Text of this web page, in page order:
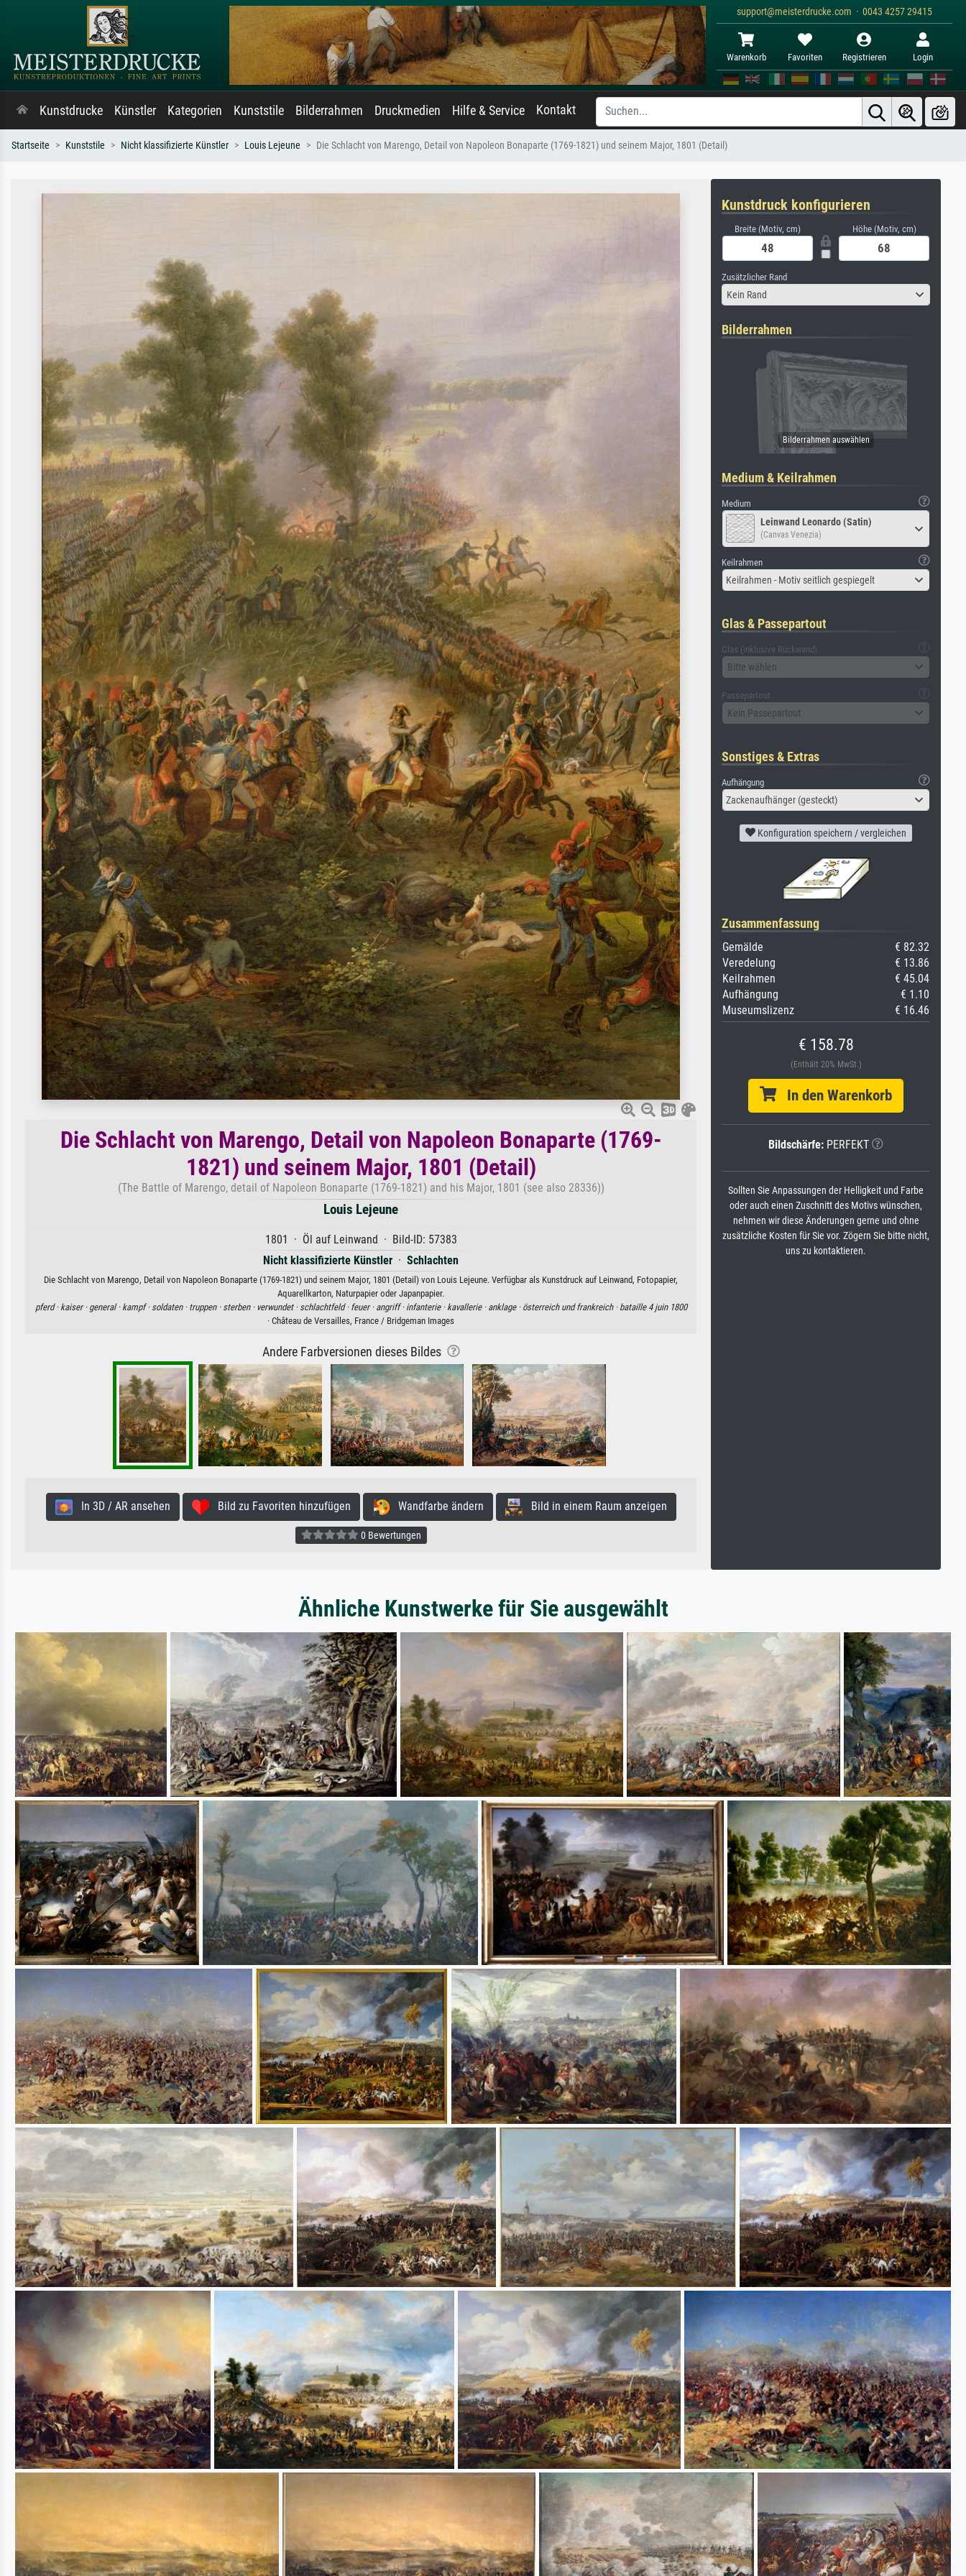
support@meisterdrucke.com · 0043 4257 29415
Warenkorb Favoriten Registrieren Login
Kunstdrucke Künstler Kategorien Kunststile Bilderrahmen Druckmedien Hilfe & Service Kontakt
Startseite Kunststile Nicht klassifizierte Künstler Louis Lejeune Die Schlacht von Marengo, Detail von Napoleon Bonaparte (1769-1821) und seinem Major, 1801 (Detail)
Die Schlacht von Marengo, Detail von Napoleon Bonaparte (1769-
1821) und seinem Major, 1801 (Detail)
(The Battle of Marengo, detail of Napoleon Bonaparte (1769-1821) and his Major, 1801 (see also 28336))
Louis Lejeune
1801 · Öl auf Leinwand · Bild-ID: 57383
Nicht klassifizierte Künstler · Schlachten
Die Schlacht von Marengo, Detail von Napoleon Bonaparte (1769-1821) und seinem Major, 1801 (Detail) von Louis Lejeune. Verfügbar als Kunstdruck auf Leinwand, Fotopapier,
Aquarellkarton, Naturpapier oder Japanpapier.
pferd · kaiser · general · kampf · soldaten · truppen · sterben · verwundet · schlachtfeld · feuer · angriff · infanterie · kavallerie · anklage · österreich und frankreich · bataille 4 juin 1800
· Château de Versailles, France / Bridgeman Images
Andere Farbversionen dieses Bildes
In 3D / AR ansehen Bild zu Favoriten hinzufügen Wandfarbe ändern Bild in einem Raum anzeigen
0 Bewertungen
Kunstdruck konfigurieren
Breite (Motiv, cm) Höhe (Motiv, cm)
Zusätzlicher Rand
Kein Rand
Bilderrahmen
Medium & Keilrahmen
Medium
Leinwand Leonardo (Satin)
(Canvas Venezia)
Keilrahmen
Keilrahmen - Motiv seitlich gespiegelt
Glas & Passepartout
Glas (inklusive Rückwand)
Bitte wählen
Passepartout
Kein Passepartout
Sonstiges & Extras
Aufhängung
Zackenaufhänger (gesteckt)
Konfiguration speichern / vergleichen
Zusammenfassung
Gemälde
€ 82.32
Veredelung
€ 13.86
Keilrahmen
€ 45.04
Aufhängung
€ 1.10
Museumslizenz
€ 16.46
€ 158.78
(Enthält 20% MwSt.)
In den Warenkorb
Bildschärfe: PERFEKT
Sollten Sie Anpassungen der Helligkeit und Farbe
oder auch einen Zuschnitt des Motivs wünschen,
nehmen wir diese Änderungen gerne und ohne
zusätzliche Kosten für Sie vor. Zögern Sie bitte nicht,
uns zu kontaktieren.
Ähnliche Kunstwerke für Sie ausgewählt